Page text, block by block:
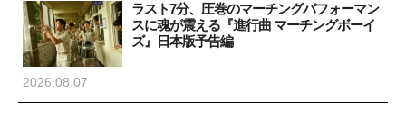
ラスト7分、圧巻のマーチングパフォーマン
スに魂が震える『進行曲 マーチングボーイ
ズ』日本版予告編
2026.08.07